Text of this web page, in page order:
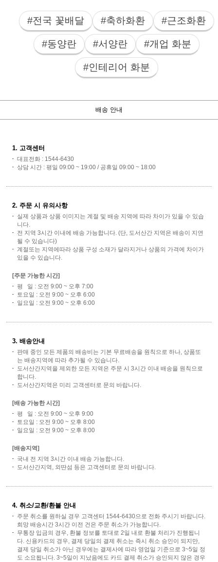
#전국 꽃배달 #축하화환 #근조화환
#동양란 #서양란 #개업 화분
#인테리어 화분
배송 안내
1. 고객센터
대표전화 : 1544-6430
상담 시간 : 평일 09:00 ~ 19:00 / 공휴일 09:00 ~ 18:00
2. 주문 시 유의사항
실제 상품과 상품 이미지는 계절 및 배송 지역에 따라 차이가 있을 수 있습
니다.
전 지역 3시간 이내에 배송 가능합니다. (단, 도서산간 지역은 배송이 지연
될 수 있습니다)
계절또는 지역에따라 상품 구성 소재가 달라지거나 상품의 가격에 차이가
있을 수 있습니다.
[주문 가능한 시간]
평 일 : 오전 9:00 ~ 오후 7:00
토요일 : 오전 9:00 ~ 오후 6:00
일요일 : 오전 9:00 ~ 오후 6:00
3. 배송안내
판매 중인 모든 제품의 배송비는 기본 무료배송을 원칙으로 하나, 상품또
는 배송지역에 따라 추가될 수 있습니다.
도서산간지역을 제외한 모든 지역은 주문 시 3시간 이내 배송을 원칙으로
합니다.
도서산간지역은 미리 고객센터로 문의 바랍니다.
[배송 가능한 시간]
평 일 : 오전 9:00 ~ 오후 9:00
토요일 : 오전 9:00 ~ 오후 8:00
일요일 : 오전 9:00 ~ 오후 8:00
[배송지역]
국내 전 지역 3시간 이내 배송 가능합니다.
도서산간지역, 외딴섬 등은 고객센터로 문의 바랍니다.
4. 취소/교환/환불 안내
주문 취소를 원하실 경우 고객센터 1544-6430으로 전화 주시기 바랍니다.
희망 배송시간 3시간 이전 건은 주문 취소가 가능합니다.
무통장 입금의 경우, 환불 정보를 토대로 2일 내로 환불 처리가 진행됩니
다. 신용카드의 경우, 결제 당일의 결제 취소는 즉시 취소 승인이 되지만,
결제 당일 취소가 아닌 경우에는 결제사에 따라 영업일 기준으로 3~5일 정
도 소요됩니다. 3~5일이 지났음에도 카드 결제 취소가 승인되지 않은 경우